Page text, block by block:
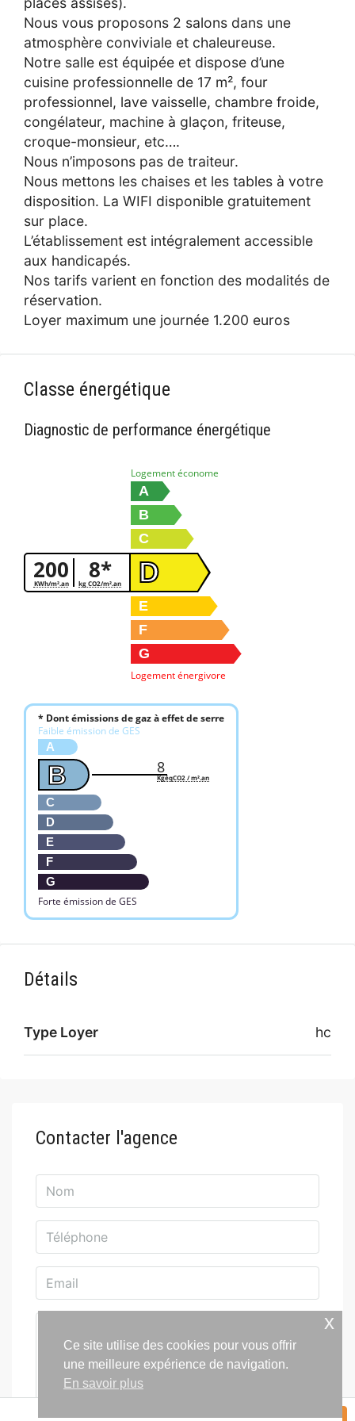
Nous vous proposons 2 salons dans une
atmosphère conviviale et chaleureuse.
Notre salle est équipée et dispose d’une
cuisine professionnelle de 17 m², four
professionnel, lave vaisselle, chambre froide,
congélateur, machine à glaçon, friteuse,
croque-monsieur, etc….
Nous n’imposons pas de traiteur.
Nous mettons les chaises et les tables à votre
disposition. La WIFI disponible gratuitement
sur place.
L’établissement est intégralement accessible
aux handicapés.
Nos tarifs varient en fonction des modalités de
réservation.
Loyer maximum une journée 1.200 euros
Classe énergétique
Diagnostic de performance énergétique
200
KWh/m².an 8*
kg CO2/m².an
Logement économe
A
B
C
D
E
F
G
Logement énergivore
* Dont émissions de gaz à effet de serre
Faible émission de GES
A
B
C
D
E
F
G
Forte émission de GES
8
KgéqCO2 / m².an
Détails
Type Loyer hc
Contacter l'agence
Ce site utilise des cookies pour vous offrir
une meilleure expérience de navigation.
En savoir plus
x